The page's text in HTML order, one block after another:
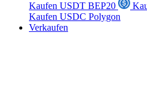
Kaufen USDT BEP20
Kaufen USDC Polygon
Verkaufen